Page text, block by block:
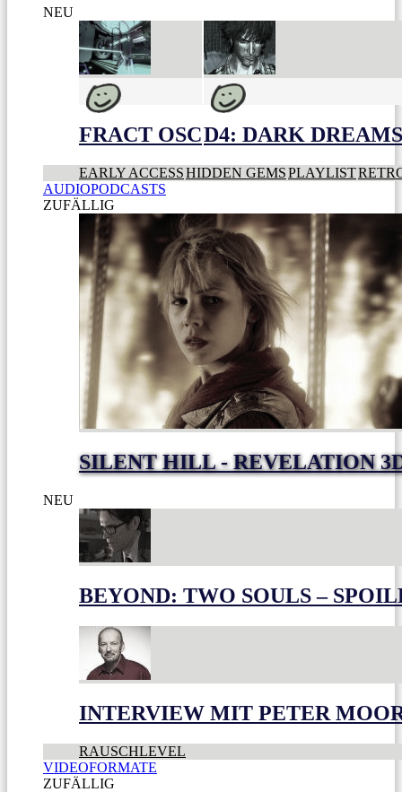
NEU
FRACT OSCD4: DARK
EARLY ACCESSHIDDEN GEMSPLAYLIST
AUDIOPODCASTS
ZUFÄLLIG
SILENT HILL - REVELATION
NEU
BEYOND: TWO SOULS –
INTERVIEW MIT PETER
RAUSCHLEVEL
VIDEOFORMATE
ZUFÄLLIG